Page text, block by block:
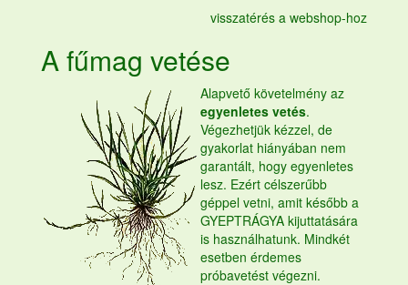
visszatérés a webshop-hoz
Afűmag vetése
Alapvető követelmény az
egyenletes vetés.
Végezhetjük kézzel, de
gyakorlat hiányában nem
garantált, hogy egyenletes
lesz. Ezért célszerűbb
géppel vetni, amit később a
GYEPTRÁGYA kijuttatására
is használhatunk. Mindkét
esetben érdemes
próbavetést végezni.